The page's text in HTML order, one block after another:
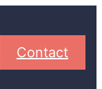
Contact